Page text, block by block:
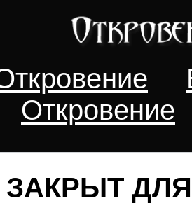
Откровение